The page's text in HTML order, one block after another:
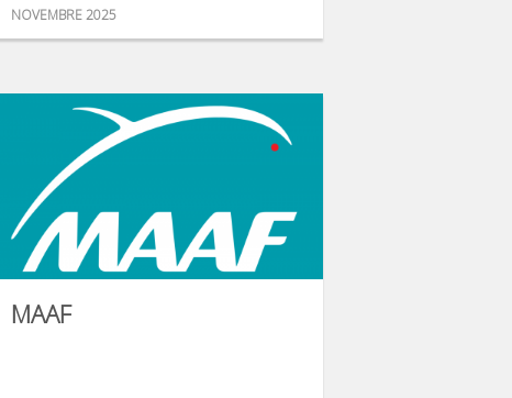
NOVEMBRE 2025
MAAF